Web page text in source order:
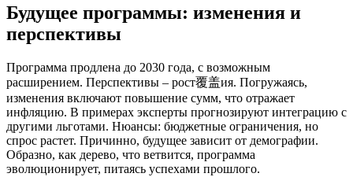
Будущее программы: изменения и
перспективы
Программа продлена до 2030 года, с возможным
расширением. Перспективы – рост覆盖ия. Погружаясь,
изменения включают повышение сумм, что отражает
инфляцию. В примерах эксперты прогнозируют интеграцию с
другими льготами. Нюансы: бюджетные ограничения, но
спрос растет. Причинно, будущее зависит от демографии.
Образно, как дерево, что ветвится, программа
эволюционирует, питаясь успехами прошлого.